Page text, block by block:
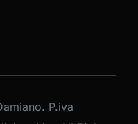
P.iva